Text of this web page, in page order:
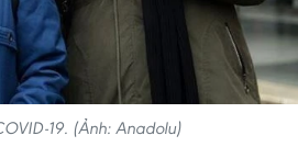
19. (Ảnh: Anadolu)